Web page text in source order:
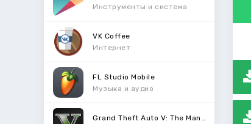
Инструменты и система
VK Coffee
Интернет
FL Studio Mobile
Музыка и аудио